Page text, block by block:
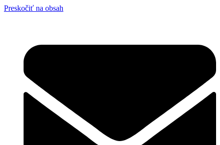
Preskočiť na obsah